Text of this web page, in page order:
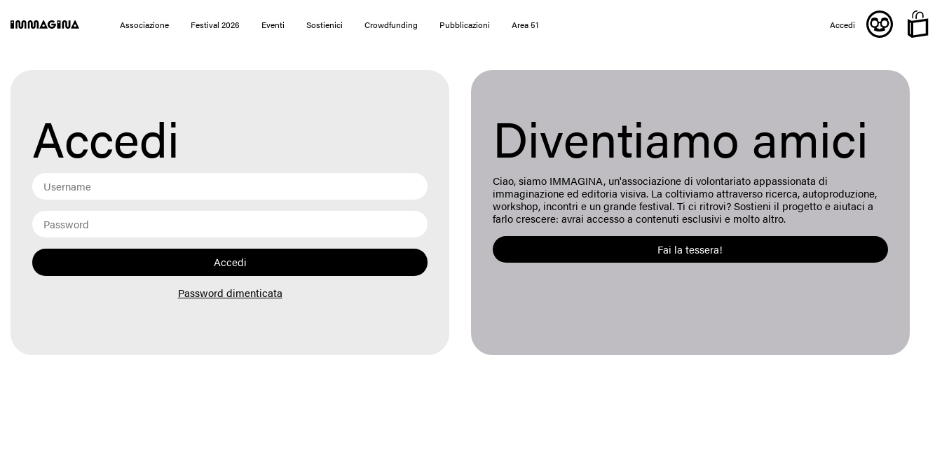
Immagina Festival 2026 Associazione Festival 2026 Eventi Sostienici Crowdfunding Pubblicazioni Area 51 Accedi
Accedi
Password dimenticata
Diventiamo amici
Ciao, siamo IMMAGINA, un'associazione di volontariato appassionata di
immaginazione ed editoria visiva. La coltiviamo attraverso ricerca, autoproduzione,
workshop, incontri e un grande festival. Ti ci ritrovi? Sostieni il progetto e aiutaci a
farlo crescere: avrai accesso a contenuti esclusivi e molto altro.
Fai la tessera!